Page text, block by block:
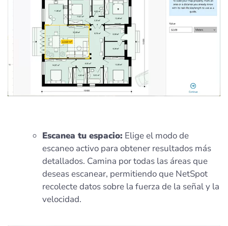
Escanea tu espacio: Elige el modo de
escaneo activo para obtener resultados más
detallados. Camina por todas las áreas que
deseas escanear, permitiendo que NetSpot
recolecte datos sobre la fuerza de la señal y la
velocidad.